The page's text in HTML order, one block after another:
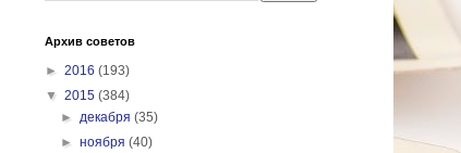
Архив советов
► 2016 (193)
▼ 2015 (384)
►декабря(35)
►ноября(40)